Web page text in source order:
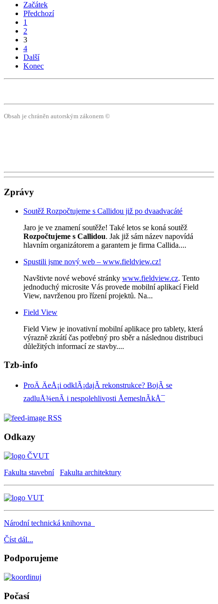
Začátek
Předchozí
1
2
3
4
Další
Konec
Obsah je chráněn autorským zákonem ©
Zprávy
Soutěž Rozpočtujeme s Callidou již po dvaadvacáté
Jaro je ve znamení soutěže! Také letos se koná soutěž
Rozpočtujeme s Callidou. Jak již sám název napovídá
hlavním organizátorem a garantem je firma Callida....
Spustili jsme nový web – www.fieldview.cz!
Navštivte nové webové stránky www.fieldview.cz. Tento
jednoduchý microsite Vás provede mobilní aplikací Field
View, navrženou pro řízení projektů. Na...
Field View
Field View je inovativní mobilní aplikace pro tablety, která
výrazně zkrátí čas potřebný pro sběr a následnou distribuci
důležitých informací ze stavby....
Tzb-info
ProÄ ÄeÅ¡i odklÃ¡dajÃ­ rekonstrukce? BojÃ­ se
zadluÅ¾enÃ­ i nespolehlivosti ÅemeslnÃ­kÅ¯
RSS
Odkazy
Fakulta stavební Fakulta architektury
Národní technická knihovna
Číst dál...
Podporujeme
Počasí